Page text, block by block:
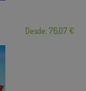
Desde: 76,07 €